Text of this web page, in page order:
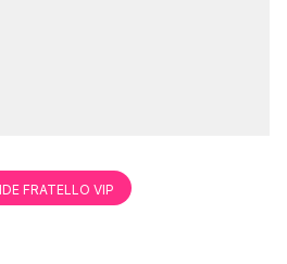
FRATELLO VIP